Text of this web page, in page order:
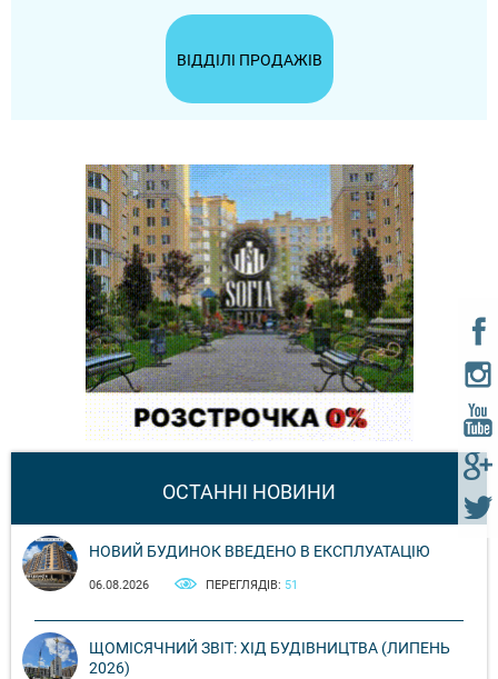
ВІДДІЛІ ПРОДАЖІВ
ОСТАННІ НОВИНИ
НОВИЙ БУДИНОК ВВЕДЕНО В ЕКСПЛУАТАЦІЮ
06.08.2026 ПЕРЕГЛЯДІВ: 51
ЩОМІСЯЧНИЙ ЗВІТ: ХІД БУДІВНИЦТВА (ЛИПЕНЬ
2026)